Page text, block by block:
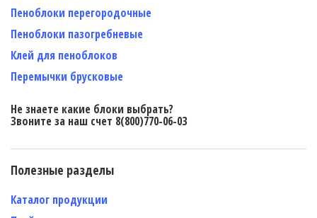
Пеноблоки перегородочные
Пеноблоки пазогребневые
Клей для пеноблоков
Перемычки брусковые
Не знаете какие блоки выбрать?
Звоните за наш счет 8(800)770-06-03
Полезные разделы
Каталог продукции